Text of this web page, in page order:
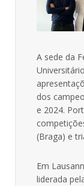
A sede da
dos
e 2024.
(Braga) e
Em
liderada